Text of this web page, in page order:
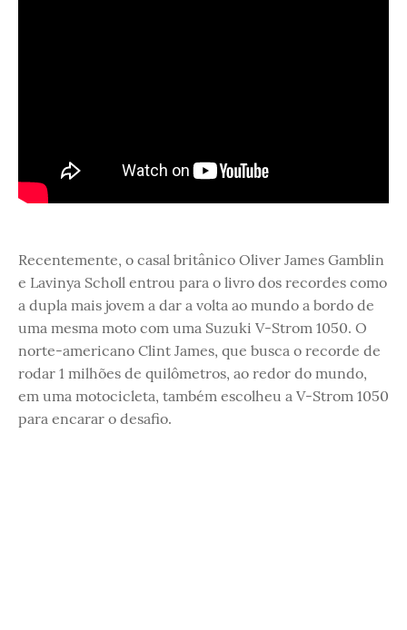
Recentemente, o casal britânico Oliver James Gamblin
e Lavinya Scholl entrou para o livro dos recordes como
a dupla mais jovem a dar a volta ao mundo a bordo de
uma mesma moto com uma Suzuki V-Strom 1050. O
norte-americano Clint James, que busca o recorde de
rodar 1 milhões de quilômetros, ao redor do mundo,
em uma motocicleta, também escolheu a V-Strom 1050
para encarar o desafio.